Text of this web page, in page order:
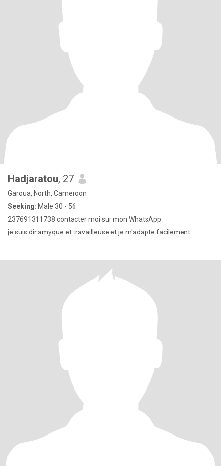
Hadjaratou, 27
Garoua, North, Cameroon
Seeking: Male 30 - 56
237691311738 contacter moi sur mon WhatsApp
je suis dinamyque et travailleuse et je m'adapte facilement